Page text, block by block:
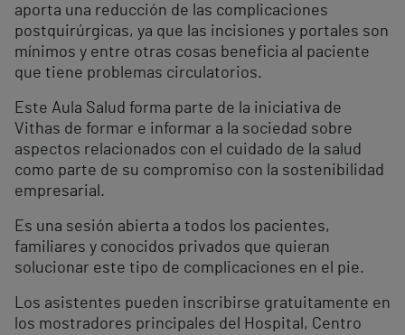
aporta una reducción de las complicaciones
postquirúrgicas, ya que las incisiones y portales son
mínimos y entre otras cosas beneficia al paciente
que tiene problemas circulatorios.
Este Aula Salud forma parte de la iniciativa de
Vithas de formar e informar a la sociedad sobre
aspectos relacionados con el cuidado de la salud
como parte de su compromiso con la sostenibilidad
empresarial.
Es una sesión abierta a todos los pacientes,
familiares y conocidos privados que quieran
solucionar este tipo de complicaciones en el pie.
Los asistentes pueden inscribirse gratuitamente en
los mostradores principales del Hospital, Centro